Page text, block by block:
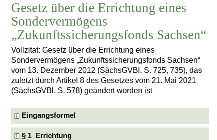
Gesetz über die Errichtung eines
Sondervermögens
„Zukunftssicherungsfonds Sachsen“
Vollzitat: Gesetz über die Errichtung eines
Sondervermögens „Zukunftssicherungsfonds Sachsen“
vom 13. Dezember 2012 (SächsGVBl. S. 725, 735), das
zuletzt durch Artikel 8 des Gesetzes vom 21. Mai 2021
(SächsGVBl. S. 578) geändert worden ist
Eingangsformel
§ 1 Errichtung